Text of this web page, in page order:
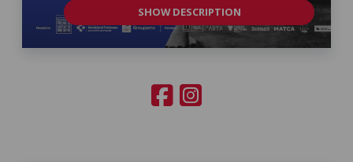
SHOW DESCRIPTION